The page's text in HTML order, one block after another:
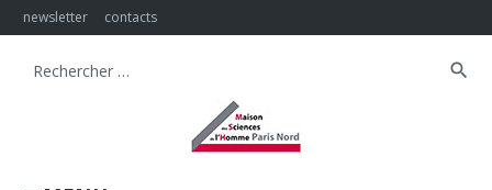
Skip
to
newsletter contacts
Search
search